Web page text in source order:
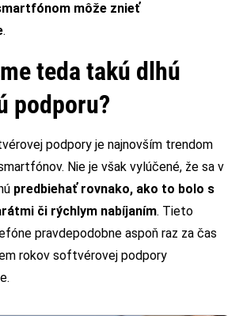
môže znieť
.
teda takú dlhú
podporu?
podpory je najnovším trendom
Nie je však vylúčené, že sa v
predbiehať rovnako, ako to bolo s
či rýchlym nabíjaním. Tieto
pravdepodobne aspoň raz za čas
rokov softvérovej podpory